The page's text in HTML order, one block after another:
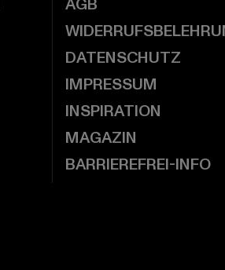
AGB
DATENSCHUTZ
IMPRESSUM
INSPIRATION
MAGAZIN
BARRIEREFREI-INFO